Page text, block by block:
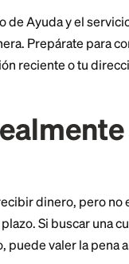
pero no puedes
o un
usaste, usa la
tu nombre y
o